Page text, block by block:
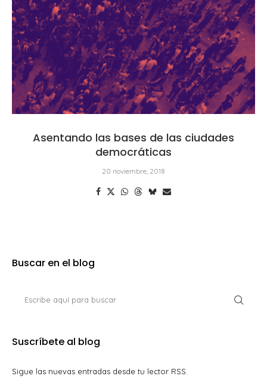
Asentando las bases de las ciudades
democráticas
20 noviembre, 2018
Buscar en el blog
Suscríbete al blog
Sigue las nuevas entradas desde tu lector RSS.